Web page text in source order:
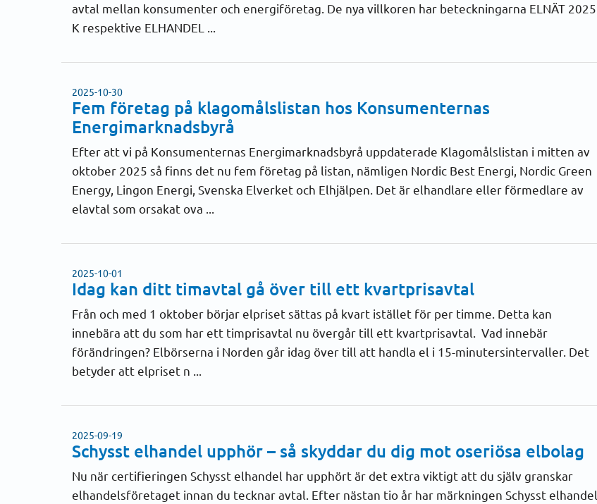
avtal mellan konsumenter och energiföretag. De nya villkoren har beteckningarna ELNÄT 2025
K respektive ELHANDEL ...
2025-10-30
Fem företag på klagomålslistan hos Konsumenternas
Energimarknadsbyrå
Efter att vi på Konsumenternas Energimarknadsbyrå uppdaterade Klagomålslistan i mitten av
oktober 2025 så finns det nu fem företag på listan, nämligen Nordic Best Energi, Nordic Green
Energy, Lingon Energi, Svenska Elverket och Elhjälpen. Det är elhandlare eller förmedlare av
elavtal som orsakat ova ...
2025-10-01
Idag kan ditt timavtal gå över till ett kvartprisavtal
Från och med 1 oktober börjar elpriset sättas på kvart istället för per timme. Detta kan
innebära att du som har ett timprisavtal nu övergår till ett kvartprisavtal. Vad innebär
förändringen? Elbörserna i Norden går idag över till att handla el i 15-minutersintervaller. Det
betyder att elpriset n ...
2025-09-19
Schysst elhandel upphör – så skyddar du dig mot oseriösa elbolag
Nu när certifieringen Schysst elhandel har upphört är det extra viktigt att du själv granskar
elhandelsföretaget innan du tecknar avtal. Efter nästan tio år har märkningen Schysst elhandel